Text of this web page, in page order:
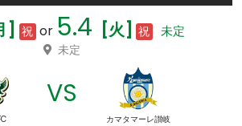
] 祝 or 5.4 [火] 祝 未定
未定
VS
カマタマーレ讃岐